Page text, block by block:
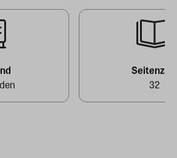
Seitenzahl
32